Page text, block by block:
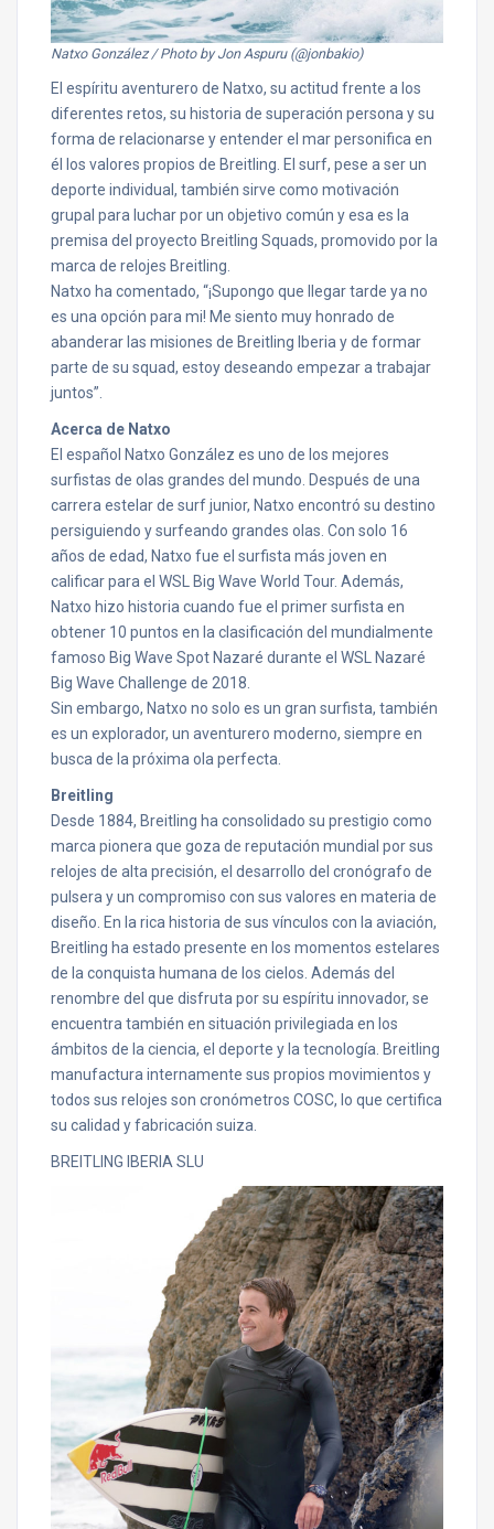
Natxo González / Photo by Jon Aspuru (@jonbakio)
El espíritu aventurero de Natxo, su actitud frente a los
diferentes retos, su historia de superación persona y su
forma de relacionarse y entender el mar personifica en
él los valores propios de Breitling. El surf, pese a ser un
deporte individual, también sirve como motivación
grupal para luchar por un objetivo común y esa es la
premisa del proyecto Breitling Squads, promovido por la
marca de relojes Breitling.
Natxo ha comentado, “¡Supongo que llegar tarde ya no
es una opción para mi! Me siento muy honrado de
abanderar las misiones de Breitling Iberia y de formar
parte de su squad, estoy deseando empezar a trabajar
juntos”.
Acerca de Natxo
El español Natxo González es uno de los mejores
surfistas de olas grandes del mundo. Después de una
carrera estelar de surf junior, Natxo encontró su destino
persiguiendo y surfeando grandes olas. Con solo 16
años de edad, Natxo fue el surfista más joven en
calificar para el WSL Big Wave World Tour. Además,
Natxo hizo historia cuando fue el primer surfista en
obtener 10 puntos en la clasificación del mundialmente
famoso Big Wave Spot Nazaré durante el WSL Nazaré
Big Wave Challenge de 2018.
Sin embargo, Natxo no solo es un gran surfista, también
es un explorador, un aventurero moderno, siempre en
busca de la próxima ola perfecta.
Breitling
Desde 1884, Breitling ha consolidado su prestigio como
marca pionera que goza de reputación mundial por sus
relojes de alta precisión, el desarrollo del cronógrafo de
pulsera y un compromiso con sus valores en materia de
diseño. En la rica historia de sus vínculos con la aviación,
Breitling ha estado presente en los momentos estelares
de la conquista humana de los cielos. Además del
renombre del que disfruta por su espíritu innovador, se
encuentra también en situación privilegiada en los
ámbitos de la ciencia, el deporte y la tecnología. Breitling
manufactura internamente sus propios movimientos y
todos sus relojes son cronómetros COSC, lo que certifica
su calidad y fabricación suiza.
BREITLING IBERIA SLU